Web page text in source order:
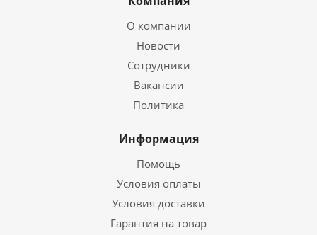
О компании
Новости
Сотрудники
Вакансии
Политика
Информация
Помощь
Условия оплаты
Условия доставки
Гарантия на товар